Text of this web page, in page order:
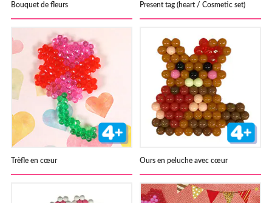
Bouquet de fleurs Present tag (heart / Cosmetic set)
Trèfle en cœur Ours en peluche avec cœur